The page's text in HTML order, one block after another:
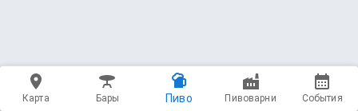
Карта Бары Пиво Пивоварни События